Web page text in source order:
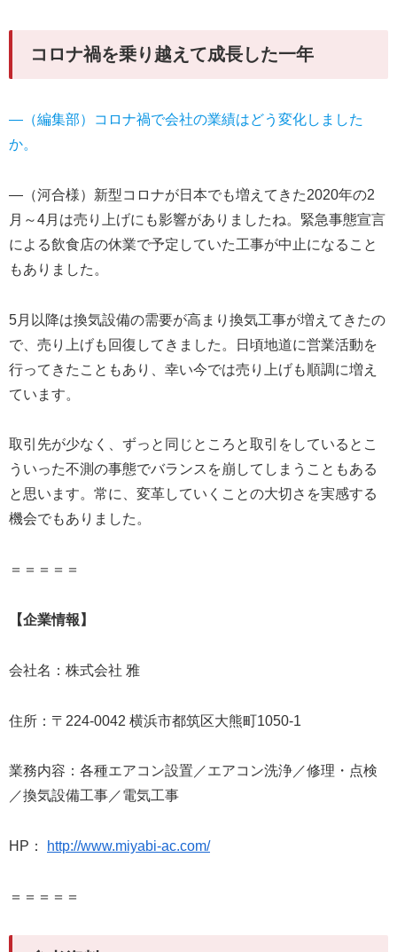
コロナ禍を乗り越えて成長した一年
―（編集部）コロナ禍で会社の業績はどう変化しました
か。
―（河合様）新型コロナが日本でも増えてきた2020年の2
月～4月は売り上げにも影響がありましたね。緊急事態宣言
による飲食店の休業で予定していた工事が中止になること
もありました。
5月以降は換気設備の需要が高まり換気工事が増えてきたの
で、売り上げも回復してきました。日頃地道に営業活動を
行ってきたこともあり、幸い今では売り上げも順調に増え
ています。
取引先が少なく、ずっと同じところと取引をしているとこ
ういった不測の事態でバランスを崩してしまうこともある
と思います。常に、変革していくことの大切さを実感する
機会でもありました。
＝＝＝＝＝
【企業情報】
会社名：株式会社 雅
住所：〒224-0042 横浜市都筑区大熊町1050-1
業務内容：各種エアコン設置／エアコン洗浄／修理・点検
／換気設備工事／電気工事
HP： http://www.miyabi-ac.com/
＝＝＝＝＝